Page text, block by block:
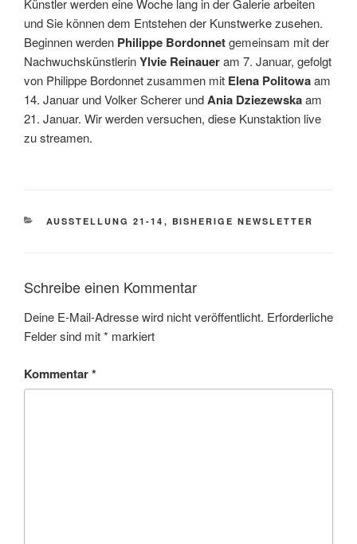
Künstler werden eine Woche lang in der Galerie arbeiten
und Sie können dem Entstehen der Kunstwerke zusehen.
Beginnen werden Philippe Bordonnetgemeinsam mit der
NachwuchskünstlerinYlvie Reinaueram 7. Januar, gefolgt
von Philippe Bordonnet zusammen mit Elena Politowaam
14. Januar und Volker Scherer undAnia Dziezewskaam
21. Januar. Wir werden versuchen, diese Kunstaktion live
zu streamen.
KATEGORIEN
AUSSTELLUNG 21-14 , BISHERIGE NEWSLETTER
Schreibe einen Kommentar
Deine E-Mail-Adresse wird nicht veröffentlicht. Erforderliche
Felder sind mit* markiert
Kommentar*